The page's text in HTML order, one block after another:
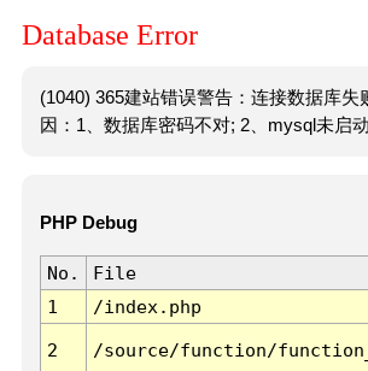
Database Error
(1040) 365建站错误警告：连接数据库失
因：1、数据库密码不对; 2、mysql未启动
PHP Debug
No. File
1
/index.php
2 /source/function/